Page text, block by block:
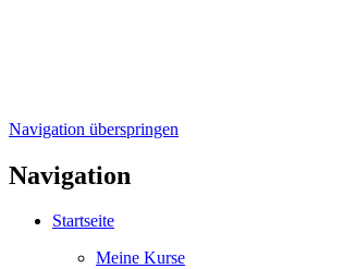
Navigation überspringen
Navigation
Startseite
Meine Kurse